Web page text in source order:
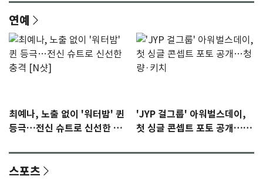
연예
최예나, 노출 없이 '워터밤' 퀸
등극…전신 슈트로 신선한 충
'JYP 걸그룹' 아워벌스데이,
첫 싱글 콘셉트 포토 공개…청
스포츠